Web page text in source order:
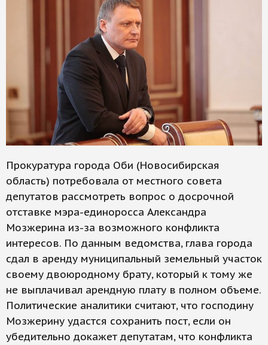
Прокуратура города Оби (Новосибирская
область) потребовала от местного совета
депутатов рассмотреть вопрос о досрочной
отставке мэра-единоросса Александра
Мозжерина из-за возможного конфликта
интересов. По данным ведомства, глава города
сдал в аренду муниципальный земельный участок
своему двоюродному брату, который к тому же
не выплачивал арендную плату в полном объеме.
Политические аналитики считают, что господину
Мозжерину удастся сохранить пост, если он
убедительно докажет депутатам, что конфликта